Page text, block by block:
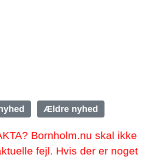
Ældre nyhed
Bornholm.nu skal ikke
fejl. Hvis der er noget